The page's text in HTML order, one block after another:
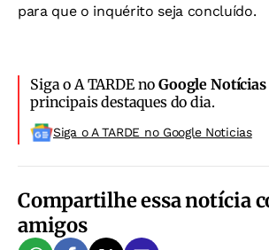
para que o inquérito seja concluído.
Siga o A TARDE noGoogle Notícias
principais destaques do dia.
Siga o A TARDE no Google Noticias
Compartilhe essa notícia
amigos